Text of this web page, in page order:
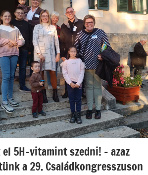
5H-vitamint szedni! – azaz
a 29. Családkongresszuson